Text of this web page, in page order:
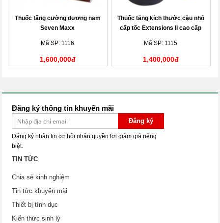
Thuốc tăng cường dương nam
Seven Maxx
Mã SP: 1116
1,600,000đ
Thuốc tăng kích thước cậu nhỏ
cấp tốc Extensions II cao cấp
Mã SP: 1115
1,400,000đ
Đăng ký thông tin khuyến mãi
Đăng ký
Đăng ký nhận tin cơ hội nhận quyền lợi giảm giá riêng
biệt.
TIN TỨC
Chia sẻ kinh nghiệm
Tin tức khuyến mãi
Thiết bị tình dục
Kiến thức sinh lý